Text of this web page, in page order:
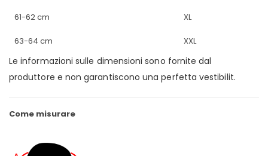
61-62 cm XL
63-64 cm XXL
Le informazioni sulle dimensioni sono fornite dal
produttore e non garantiscono una perfetta vestibilit.
Come misurare